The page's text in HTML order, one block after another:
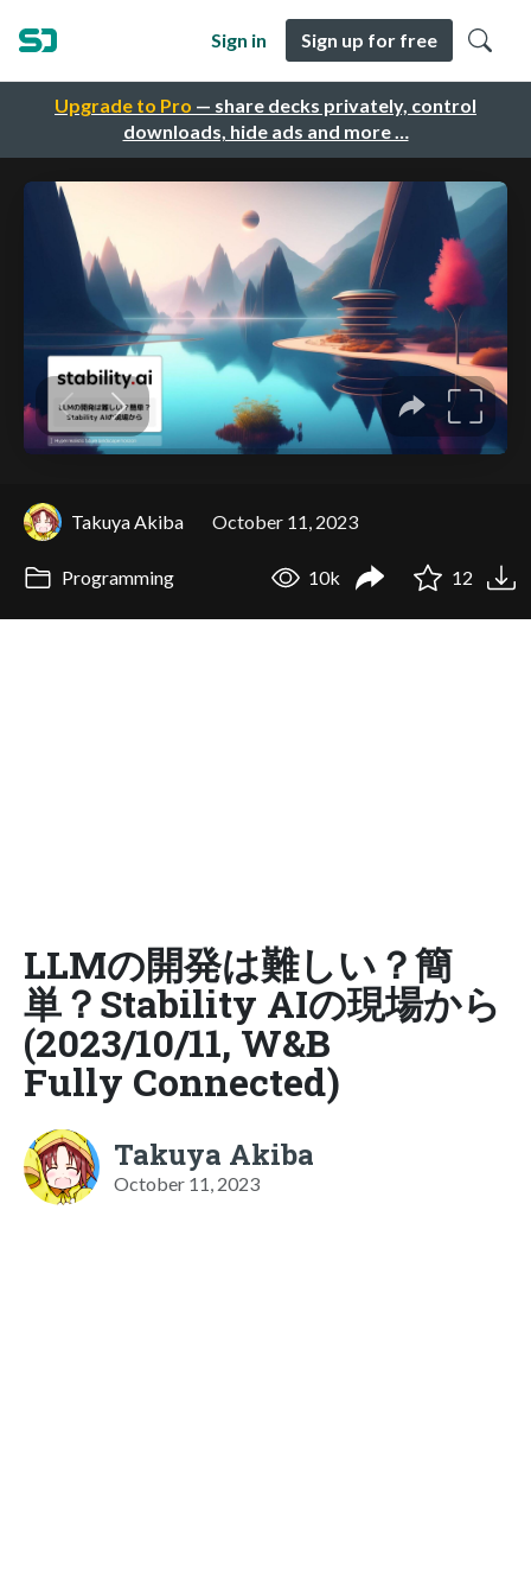
Upgrade to Pro — share decks privately, control
downloads, hide ads and more …
Sign in Sign up for free
Takuya Akiba October 11, 2023
Programming 10k 12
LLMの開発は難しい？簡
単？Stability AIの現場から
(2023/10/11, W&B
Fully Connected)
Takuya Akiba
October 11, 2023